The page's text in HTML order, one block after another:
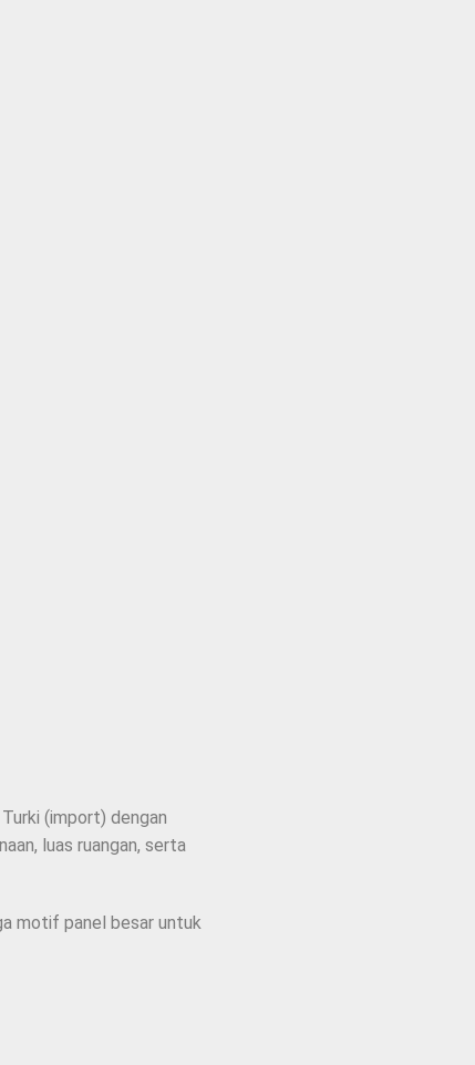
(import) dengan
luas ruangan, serta
motif panel besar untuk